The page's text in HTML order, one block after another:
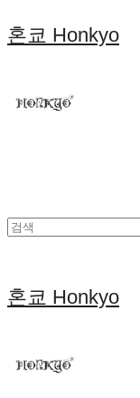
혼쿄 Honkyo
혼쿄 Honkyo